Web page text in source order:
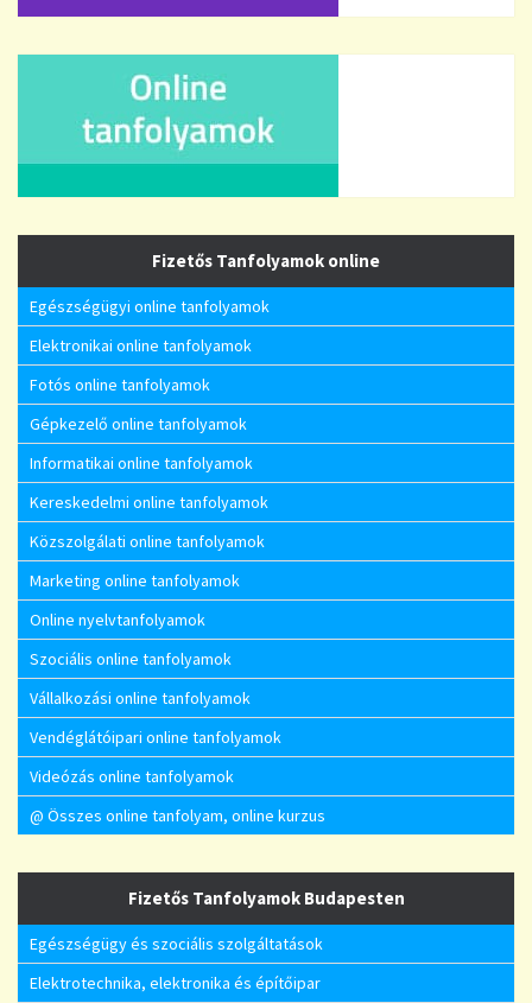
Fizetős Tanfolyamok online
Egészségügyi online tanfolyamok
Elektronikai online tanfolyamok
Fotós online tanfolyamok
Gépkezelő online tanfolyamok
Informatikai online tanfolyamok
Kereskedelmi online tanfolyamok
Közszolgálati online tanfolyamok
Marketing online tanfolyamok
Online nyelvtanfolyamok
Szociális online tanfolyamok
Vállalkozási online tanfolyamok
Vendéglátóipari online tanfolyamok
Videózás online tanfolyamok
@ Összes online tanfolyam, online kurzus
Fizetős Tanfolyamok Budapesten
Egészségügy és szociális szolgáltatások
Elektrotechnika, elektronika és építőipar